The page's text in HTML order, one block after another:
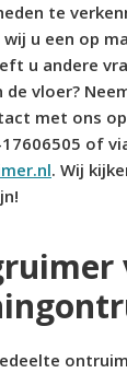
te
wij u een op
u andere
de vloer?
met ons
of
. Wij